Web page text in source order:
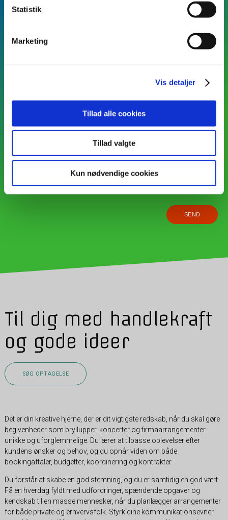
Statistik
Marketing
Vis detaljer
Tillad alle cookies
Tillad valgte
Kun nødvendige cookies
Til dig med handlekraft
og gode ideer
SØG OPTAGELSE
Det er din kreative hjerne, der er dit vigtigste redskab, når du skal gøre
begivenheder som bryllupper, koncerter og firmaarrangementer
unikke og uforglemmelige. Du lærer at tilpasse oplevelser efter
kundens ønsker og behov, og du opnår viden om både
bookingaftaler, budgetter, koordinering og kontrakter.
Du forstår at skabe en god stemning, og du er samtidig en god vært.
Få en hverdag fyldt med udfordringer, spændende opgaver og
kendskab til en masse mennesker, når du planlægger arrangementer
for både private og erhvervsfolk. Styrk dine kommunikationsevner